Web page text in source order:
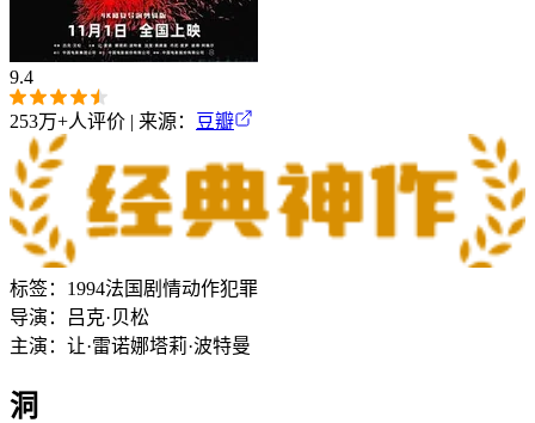
9.4
253万+人评价 | 来源： 豆瓣
标签： 1994法国 剧情动作犯罪
导演：
吕克·贝松
主演： 让·雷诺娜塔莉·波特曼
洞